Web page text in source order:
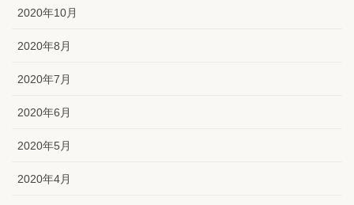
2020年10月
2020年8月
2020年7月
2020年6月
2020年5月
2020年4月